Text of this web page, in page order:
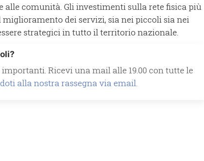
alle comunità. Gli investimenti sulla rete fisica più
dei servizi, sia nei piccoli sia nei
strategici in tutto il territorio nazionale.
Ricevi una mail alle 19.00 con tutte le
alla nostra rassegna via email.